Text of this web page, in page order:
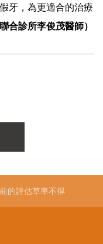
牙，為更適合的治療
合診所李俊茂醫師）
的評估草率不得